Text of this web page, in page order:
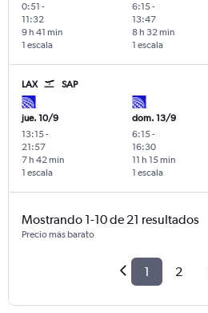
0:51 -
11:32
1 escala
9 h 41 min
6:15-
13:47
1 escala
8 h 32 min
LAX SAP
jue. 10/9
13:15-
21:57
1 escala
7 h 42 min
dom. 13/9
6:15-
16:30
1 escala
11 h 15 min
Mostrando 1-10 de 21 resultados
Precio más barato
1 2